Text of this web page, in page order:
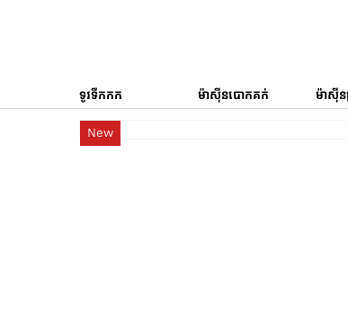
ទូរទឹកកក ម៉ាស៊ីនបោកគក់ ម៉ាស៊ីន
New